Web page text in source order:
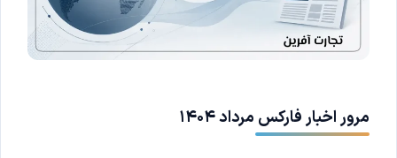
مرور اخبار فارکس مرداد ۱۴۰۴